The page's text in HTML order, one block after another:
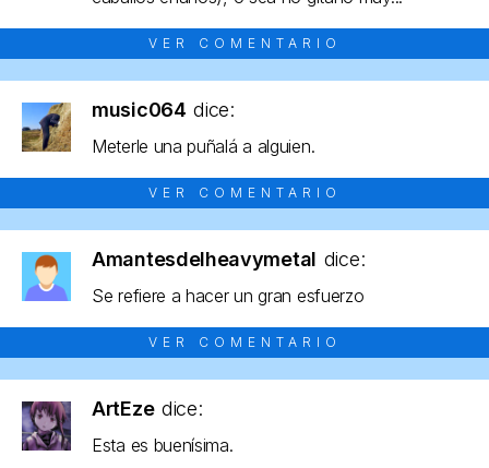
VER COMENTARIO
music064 dice:
Meterle una puñalá a alguien.
VER COMENTARIO
Amantesdelheavymetal dice:
Se refiere a hacer un gran esfuerzo
VER COMENTARIO
ArtEze dice:
Esta es buenísima.